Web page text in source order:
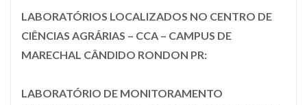
LABORATÓRIOS LOCALIZADOS NO CENTRO DE
CIÊNCIAS AGRÁRIAS – CCA – CAMPUS DE
MARECHAL CÂNDIDO RONDON PR:
LABORATÓRIO DE MONITORAMENTO